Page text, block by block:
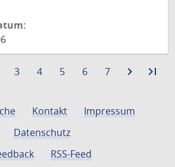
Gehe
3
Gehe
4
Gehe
5
Gehe
6
Gehe
7 navigate_next
Zurlast_page
Kontakt
Impressum
Datenschutz
RSS-Feed